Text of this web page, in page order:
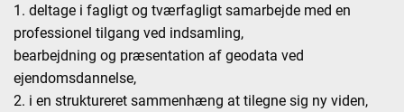
1. deltage i fagligt og tværfagligt samarbejde med en
professionel tilgang ved indsamling,
bearbejdning og præsentation af geodata ved
ejendomsdannelse,
2. i en struktureret sammenhæng at tilegne sig ny viden,